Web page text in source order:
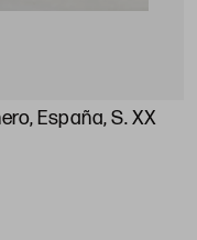
España, S. XX